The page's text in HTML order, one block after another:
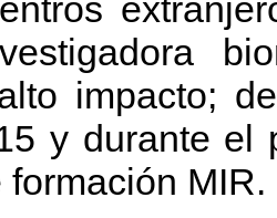
impacto;
y durante el
MIR.